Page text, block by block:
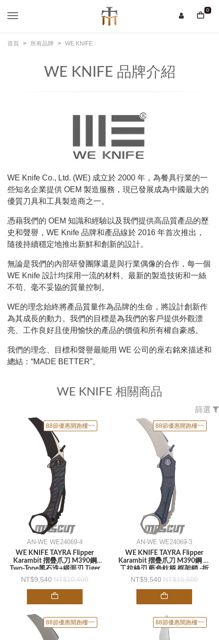
0
首頁 所有品牌 WE KNIFE
WE KNIFE 品牌介紹
WE Knife Co., Ltd. (WE) 成立於 2000 年，為餐具行業的一
些知名企業提供 OEM 製造服務，現已發展成為中國最大的
優質刀具和工具製造商之一。
憑藉我們的 OEM 知識和經驗以及我們提供高品質產品的歷
史和聲譽，WE Knife 品牌和產品線於 2016 年首次推出，
隨後持續穩定地推出新鮮和創新的設計。
無論是我們的內部研發團隊還是與行業偶像的合作，每一個
WE Knife 設計均採用一流的材料、最新的製造技術和一絲
不苟、毫不妥協的質量控制。
WE的理念始終將產品質量作為品牌的生命，將設計創新作
為其成長的動力。我們的目標是為我們的客戶提供外觀漂
亮、工作良好且使用愉快的產品的價值和所有權自豪感。
我們的理念、目標和聲譽最能用 WE 公司的座右銘來描述和
總結：“MADE BETTER”。
WE KNIFE 相關商品
篩選
88節優惠開跑樓~~
AN-WE WE24069-4
WE KNIFE TAYRA Flipper
Karambit 摺疊爪刀 M390鋼
Two-Tone黑石洗+緞面刃 Tiger
Stripe虎斑紋鈦柄 框架鎖 -折刀
9,540 10,600
88節優惠開跑樓~~
AN-WE WE24069-3
WE KNIFE TAYRA Flipper
Karambit 摺疊爪刀 M390鋼 手
工拉絲刃 藍色鈦柄 框架鎖 -折
刀
9,540 10,600
88節優惠開跑樓~~ 88節優惠開跑樓~~